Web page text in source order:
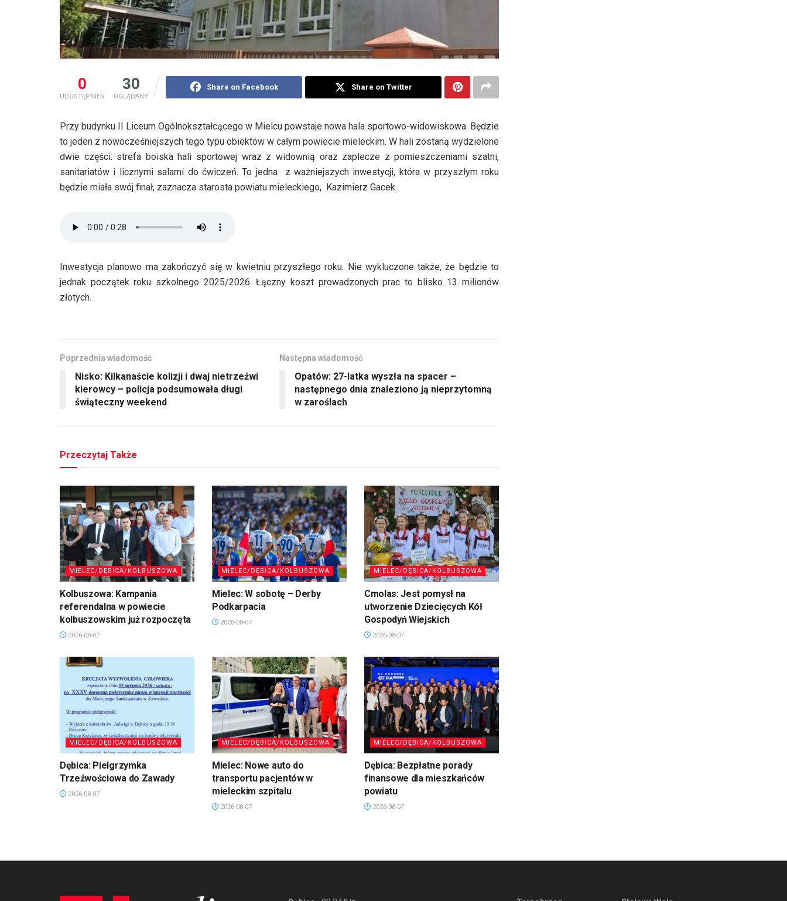
0
UDOSTĘPNIEŃ
30
OGLĄDANY
Share on Facebook Share on Twitter
Przy budynku II Liceum Ogólnokształcącego w Mielcu powstaje nowa hala sportowo-widowiskowa. Będzie
to jeden z nowocześniejszych tego typu obiektów w całym powiecie mieleckim. W hali zostaną wydzielone
dwie części: strefa boiska hali sportowej wraz z widownią oraz zaplecze z pomieszczeniami szatni,
sanitariatów i licznymi salami do ćwiczeń. To jedna z ważniejszych inwestycji, która w przyszłym roku
będzie miała swój finał, zaznacza starosta powiatu mieleckiego, Kazimierz Gacek.
Inwestycja planowo ma zakończyć się w kwietniu przyszłego roku. Nie wykluczone także, że będzie to
jednak początek roku szkolnego 2025/2026. Łączny koszt prowadzonych prac to blisko 13 milionów
złotych.
Poprzednia wiadomość
Nisko: Kilkanaście kolizji i dwaj nietrzeźwi
kierowcy – policja podsumowała długi
świąteczny weekend
Następna wiadomość
Opatów: 27-latka wyszła na spacer –
następnego dnia znaleziono ją nieprzytomną
w zaroślach
Przeczytaj Także
MIELEC/DĘBICA/KOLBUSZOWA
Kolbuszowa: Kampania
referendalna w powiecie
kolbuszowskim już rozpoczęta
2026-08-07
MIELEC/DĘBICA/KOLBUSZOWA
Mielec: W sobotę – Derby
Podkarpacia
2026-08-07
MIELEC/DĘBICA/KOLBUSZOWA
Cmolas: Jest pomysł na
utworzenie Dziecięcych Kół
Gospodyń Wiejskich
2026-08-07
MIELEC/DĘBICA/KOLBUSZOWA
Dębica: Pielgrzymka
Trzeźwościowa do Zawady
2026-08-07
MIELEC/DĘBICA/KOLBUSZOWA
Mielec: Nowe auto do
transportu pacjentów w
mieleckim szpitalu
2026-08-07
MIELEC/DĘBICA/KOLBUSZOWA
Dębica: Bezpłatne porady
finansowe dla mieszkańców
powiatu
2026-08-07